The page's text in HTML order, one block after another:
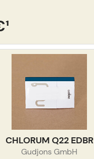
¹
CHLORUM Q22 EDBR
Gudjons GmbH